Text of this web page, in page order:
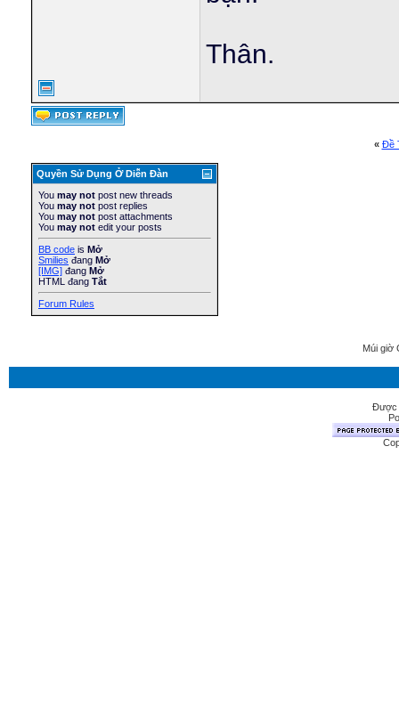
Thân.
« Ðề
Quyền Sử Dụng Ở Diễn Ðàn
You may not post new threads
You may not post replies
You may not post attachments
You may not edit your posts
BB code is Mở
Smilies đang Mở
[IMG] đang Mở
HTML đang Tắt
Forum Rules
Múi giờ
Được